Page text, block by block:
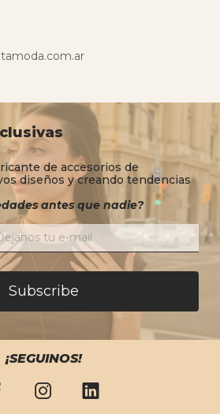
de accesorios de
diseños y creando tendencias
antes que nadie?
Subscribe
¡SEGUINOS!